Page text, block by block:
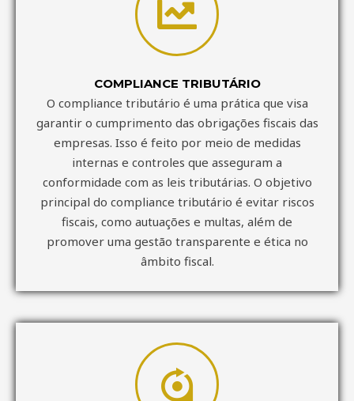
COMPLIANCE TRIBUTÁRIO
O compliance tributário é uma prática que visa
garantir o cumprimento das obrigações fiscais das
empresas. Isso é feito por meio de medidas
internas e controles que asseguram a
conformidade com as leis tributárias. O objetivo
principal do compliance tributário é evitar riscos
fiscais, como autuações e multas, além de
promover uma gestão transparente e ética no
âmbito fiscal.